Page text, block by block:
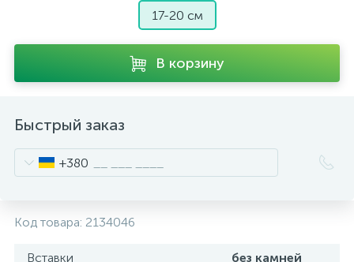
17-20 см
В корзину
Быстрый заказ
+380
Код товара: 2134046
Вставки
без камней